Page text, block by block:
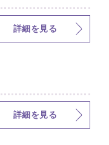
詳細を見る
詳細を見る